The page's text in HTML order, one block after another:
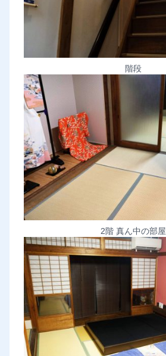
階段
2階 真ん中の部屋